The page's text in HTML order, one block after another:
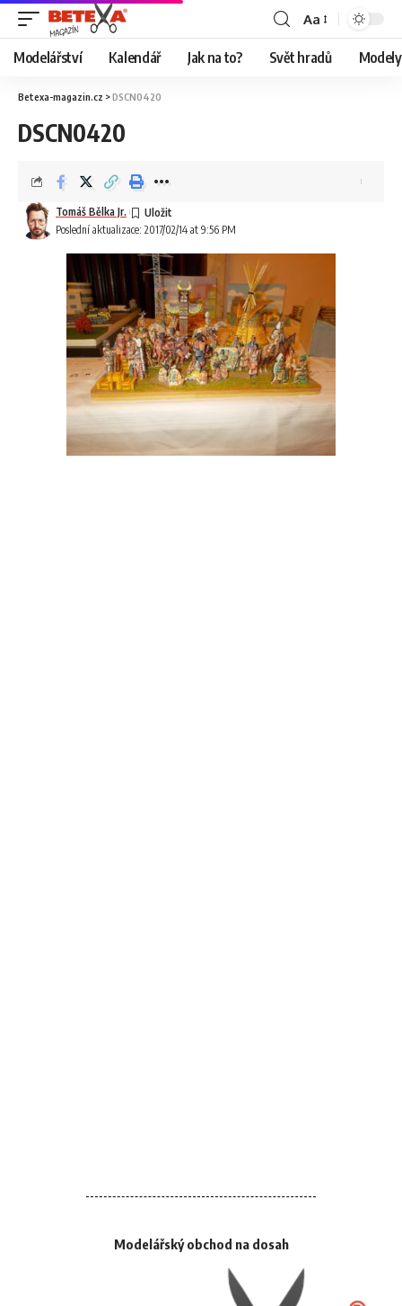
Aa
Modelářství Kalendář Jak na to? Svět hradů
Betexa-magazin.cz >DSCN0420
DSCN0420
Poslední aktualizace: 2017/02/14 at 9:56 PM
Tomáš Bělka Jr.
Modelářský obchod na dosah